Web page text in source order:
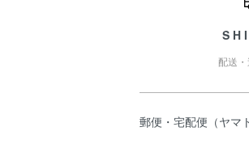
配送
郵便・宅配便（ヤマ